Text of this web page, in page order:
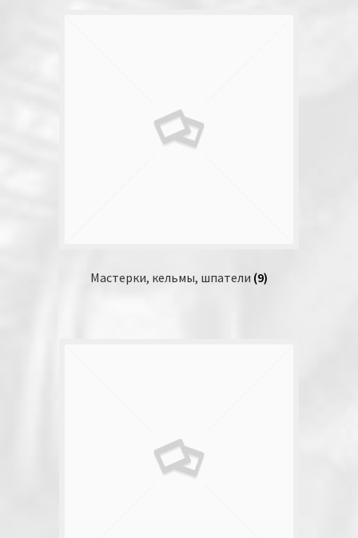
Мастерки, кельмы, шпатели (9)